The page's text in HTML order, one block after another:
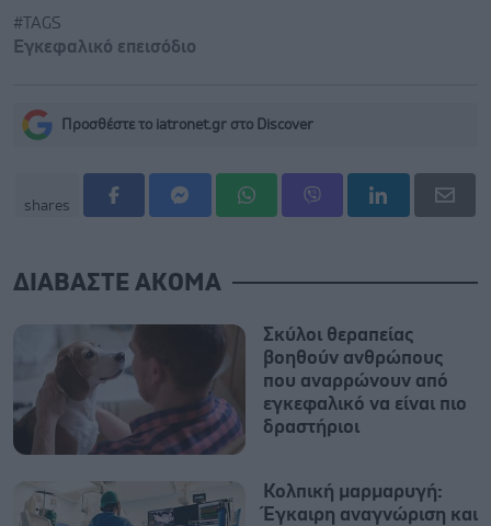
#TAGS
Εγκεφαλικό επεισόδιο
Προσθέστε το iatronet.gr στο Discover
shares
ΔΙΑΒΑΣΤΕ ΑΚΟΜΑ
Σκύλοι θεραπείας
βοηθούν ανθρώπους
που αναρρώνουν από
εγκεφαλικό να είναι πιο
δραστήριοι
Κολπική μαρμαρυγή:
Έγκαιρη αναγνώριση και